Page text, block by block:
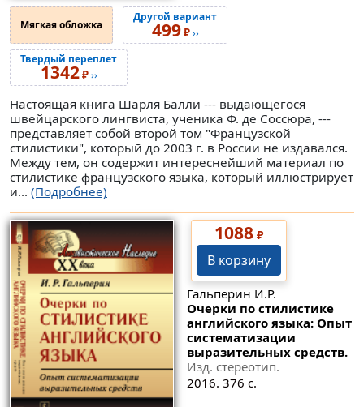
Мягкая обложка
Другой вариант
499₽››
Твердый переплет
1342₽››
Настоящая книга Шарля Балли --- выдающегося
швейцарского лингвиста, ученика Ф. де Соссюра, ---
представляет собой второй том "Французской
стилистики", который до 2003 г. в России не издавался.
Между тем, он содержит интереснейший материал по
стилистике французского языка, который иллюстрирует
и... (Подробнее)
1088₽
В корзину
Гальперин И.Р.
Очерки по стилистике
английского языка: Опыт
систематизации
выразительных средств.
Изд. стереотип.
2016. 376 с.